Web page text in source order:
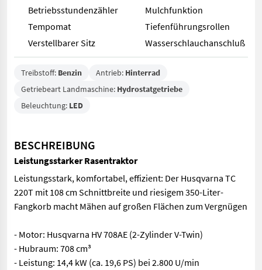
Betriebsstundenzähler
Mulchfunktion
Tempomat
Tiefenführungsrollen
Verstellbarer Sitz
Wasserschlauchanschluß
Treibstoff: Benzin Antrieb: Hinterrad
Getriebeart Landmaschine: Hydrostatgetriebe
Beleuchtung: LED
BESCHREIBUNG
Leistungsstarker Rasentraktor
Leistungsstark, komfortabel, effizient: Der Husqvarna TC
220T mit 108 cm Schnittbreite und riesigem 350-Liter-
Fangkorb macht Mähen auf großen Flächen zum Vergnügen
- Motor: Husqvarna HV 708AE (2-Zylinder V-Twin)
- Hubraum: 708 cm³
- Leistung: 14,4 kW (ca. 19,6 PS) bei 2.800 U/min